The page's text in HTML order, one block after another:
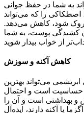
به شما در حفظ جوانی
را که می‌تواند
شود، کاهش می‌دهد.
کشیدگی پوست، به شما
کاهش آکنه و سوزش
می‌تواند بهترین
حساسیت است و احتمال
بهداشتی است و آن را
یا آکنه دارند، ایده‌آل